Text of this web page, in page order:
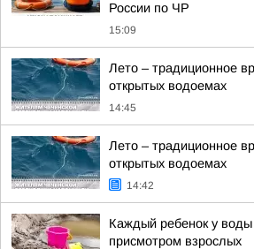
России по ЧР
15:09
Лето – традиционное
открытых водоемах
14:45
Лето – традиционное
открытых водоемах
14:42
Каждый ребенок у
присмотром взрослых